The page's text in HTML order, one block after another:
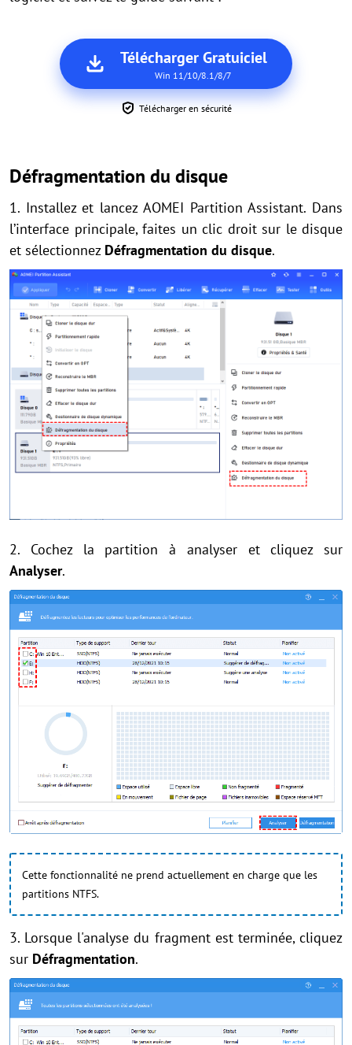
Télécharger Gratuiciel
Win 11/10/8.1/8/7
Télécharger en sécurité
Défragmentation du disque
1. Installez et lancez AOMEI Partition Assistant. Dans
l’interface principale, faites un clic droit sur le disque
et sélectionnez Défragmentation du disque.
2. Cochez la partition à analyser et cliquez sur
Analyser.
Cette fonctionnalité ne prend actuellement en charge que les
partitions NTFS.
3. Lorsque l'analyse du fragment est terminée, cliquez
sur Défragmentation.